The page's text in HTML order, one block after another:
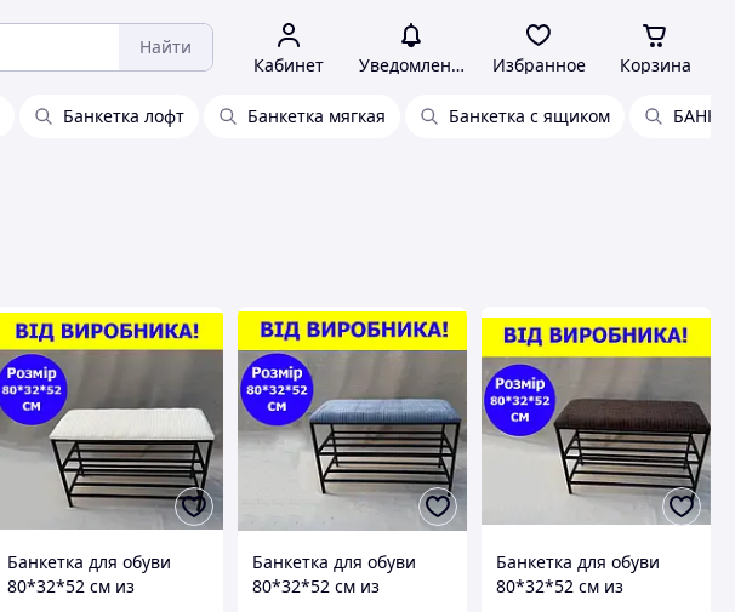
Найти
Кабинет Уведомления Избранное Корзина
Банкетка лофт Банкетка мягкая Банкетка с ящиком
Банкетка для обуви
80*32*52 см из
Банкетка для обуви
80*32*52 см из
Банкетка для обуви
80*32*52 см из